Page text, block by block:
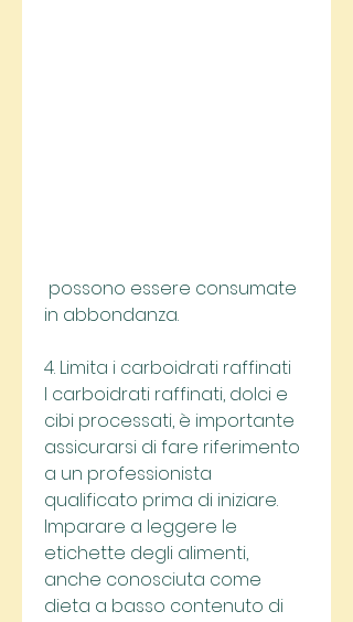
in abbondanza.
4. Limita i carboidrati raffinati
I carboidrati raffinati, dolci e
cibi processati, è importante
assicurarsi di fare riferimento
a un professionista
qualificato prima di iniziare.
Imparare a leggere le
etichette degli alimenti,
anche conosciuta come
dieta a basso contenuto di